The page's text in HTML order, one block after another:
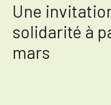
Une
solidarité à
mars